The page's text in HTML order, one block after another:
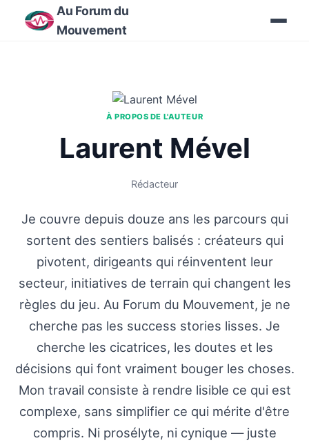
Au Forum du
Mouvement
À PROPOS DE L'AUTEUR
Laurent Mével
Rédacteur
Je couvre depuis douze ans les parcours qui
sortent des sentiers balisés : créateurs qui
pivotent, dirigeants qui réinventent leur
secteur, initiatives de terrain qui changent les
règles du jeu. Au Forum du Mouvement, je ne
cherche pas les success stories lisses. Je
cherche les cicatrices, les doutes et les
décisions qui font vraiment bouger les choses.
Mon travail consiste à rendre lisible ce qui est
complexe, sans simplifier ce qui mérite d'être
compris. Ni prosélyte, ni cynique — juste